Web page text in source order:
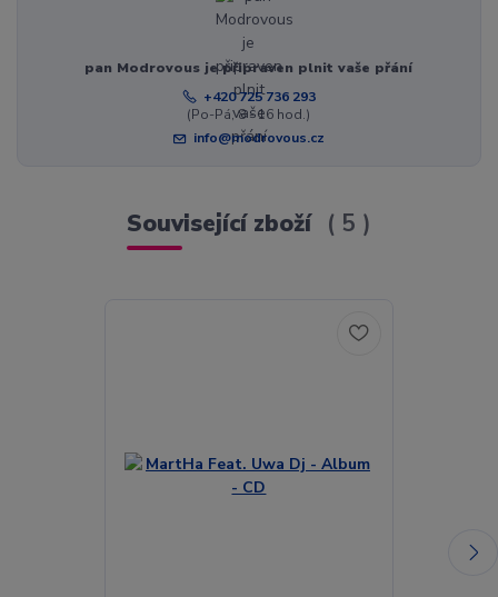
pan Modrovous je připraven plnit vaše přání
+420 725 736 293
(Po-Pá, 8 - 16 hod.)
info@modrovous.cz
Související zboží 5